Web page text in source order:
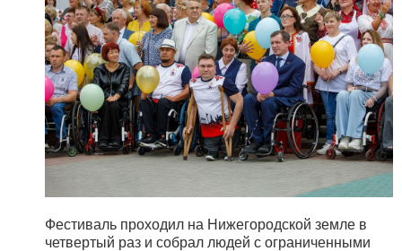
Фестиваль проходил на Нижегородской земле в
четвертый раз и собрал людей с ограниченными